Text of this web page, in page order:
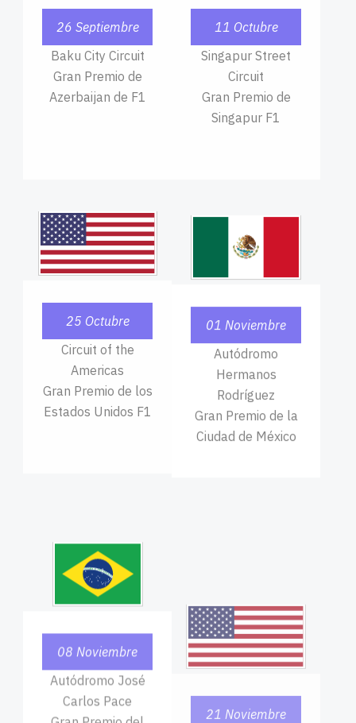
26 Septiembre
Baku City Circuit
Gran Premio de
Azerbaijan de F1
11 Octubre
Singapur Street
Circuit
Gran Premio de
Singapur F1
25 Octubre
Circuit of the
Americas
Gran Premio de los
Estados Unidos F1
01 Noviembre
Autódromo
Hermanos
Rodríguez
Gran Premio de la
Ciudad de México
Autódromo José
Gran Premio del
Brasil F1
21 Noviembre
Circuito urbano de
Las Vegas
Gran Premio de
Las Vegas